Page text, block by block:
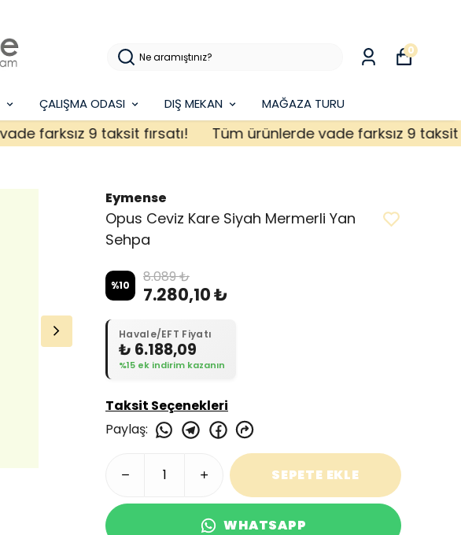
ÇALIŞMA ODASI DIŞ MEKAN MAĞAZA TURU
0
farksız 9 taksit fırsatı! Tüm ürünlerde vade farksız 9 taksit
Eymense
Opus Ceviz Kare Siyah Mermerli Yan
Sehpa
%10 8.089 ₺
7.280,10 ₺
Havale/EFT Fiyatı
₺ 6.188,09
%15 ek indirim kazanın
Taksit Seçenekleri
Paylaş:
SEPETE EKLE
WHATSAPP